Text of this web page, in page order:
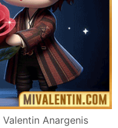
Anargenis